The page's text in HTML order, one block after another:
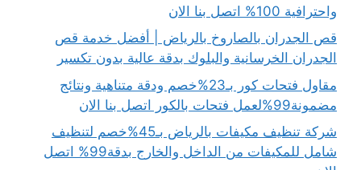
واحترافية 100% اتصل بنا الان
قص الجدران بالصاروخ بالرياض | أفضل خدمة قص
الجدران الخرسانية والبلوك بدقة عالية بدون تكسير
مقاول فتحات كور بـ23%خصم ودقة متناهية ونتائج
مضمونة99%لعمل فتحات بالكور اتصل بنا الان
شركة تنظيف مكيفات بالرياض بـ45%خصم لتنظيف
شامل للمكيفات من الداخل والخارج بدقة99% اتصل